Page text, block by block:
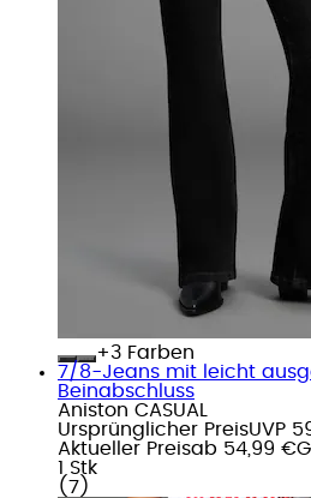
+
Farben
7/8-Jeans mit leicht
Beinabschluss
Aniston CASUAL
Ursprünglicher PreisUVP
Aktueller Preisab 54,99 €
1 Stk
( 7 )